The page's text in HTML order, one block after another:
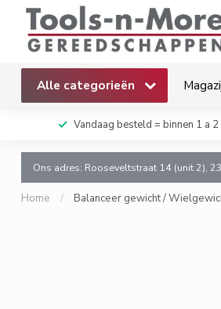
Alle categorieën
Vandaag besteld = binnen 1 a
Ons adres: Rooseveltstraat 14 (unit 2),
Home / Balanceer gewicht /